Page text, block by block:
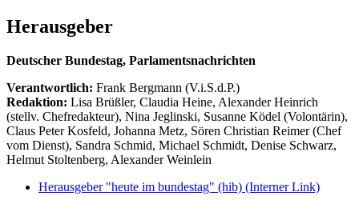
Herausgeber
Deutscher Bundestag, Parlamentsnachrichten
Verantwortlich: Frank Bergmann (V.i.S.d.P.)
Redaktion: Lisa Brüßler, Claudia Heine, Alexander Heinrich
(stellv. Chefredakteur), Nina Jeglinski, Susanne Ködel (Volontärin),
Claus Peter Kosfeld, Johanna Metz, Sören Christian Reimer (Chef
vom Dienst), Sandra Schmid, Michael Schmidt, Denise Schwarz,
Helmut Stoltenberg, Alexander Weinlein
Herausgeber "heute im bundestag" (hib) (Interner Link)